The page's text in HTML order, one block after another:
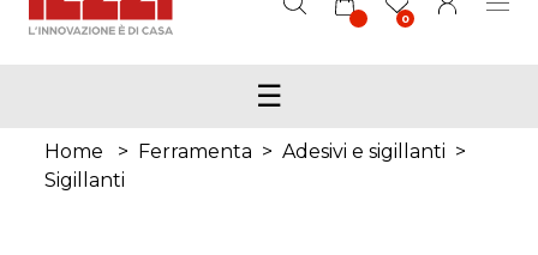
0
☰
Home > Ferramenta > Adesivi e sigillanti >
Sigillanti